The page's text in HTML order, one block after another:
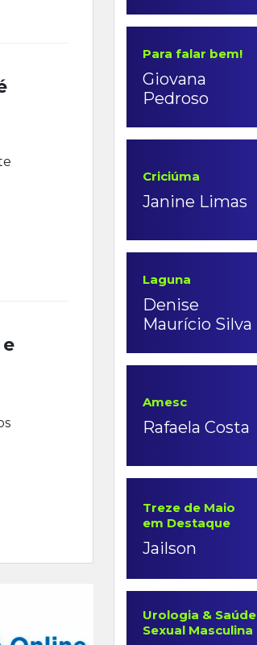
Para falar bem!
Giovana
Pedroso
Criciúma
Janine Limas
Laguna
Denise
Maurício Silva
Amesc
Rafaela Costa
Treze de Maio
em Destaque
Jailson
Urologia & Saúde
Sexual Masculina